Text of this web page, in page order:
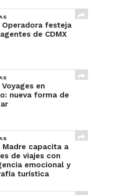
Operadora festeja
de CDMX
en
nueva forma de
Madre capacita a
de viajes con
emocional y
turística